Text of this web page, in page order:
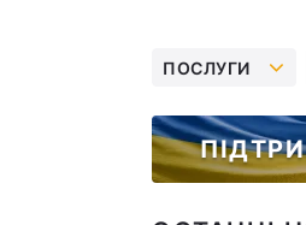
ПОСЛУГИ